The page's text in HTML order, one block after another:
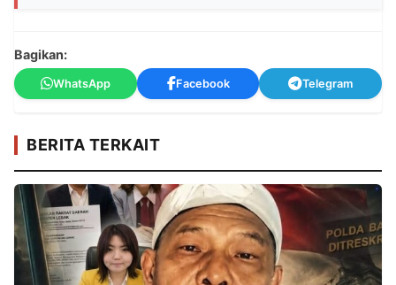
Bagikan:
WhatsApp Facebook Telegram
BERITA TERKAIT